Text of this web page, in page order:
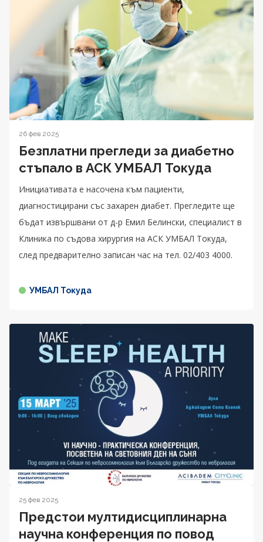
26 фев 2025
Безплатни прегледи за диабетно
стъпало в АСК УМБАЛ Токуда
Инициативата е насочена към пациенти,
диагностицирани със захарен диабет. Прегледите ще
бъдат извършвани от д-р Емил Белински, специалист в
Клиника по съдова хирургия на АСК УМБАЛ Токуда,
след предварително записан час на тел. 02/403 4000.
УМБАЛ Токуда
25 фев 2025
Предстои мултидисциплинарна
научна конференция по повод